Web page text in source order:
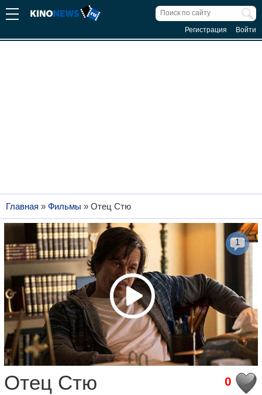
Регистрация Войти
Главная » Фильмы » Отец Стю
1
0
Отец Стю